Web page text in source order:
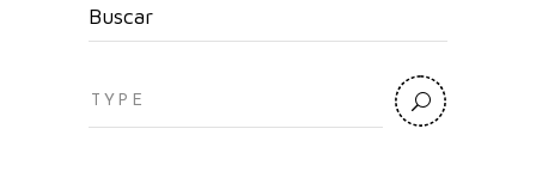
Buscar
Search